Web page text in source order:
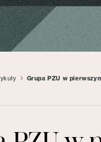
Grupa PZU w